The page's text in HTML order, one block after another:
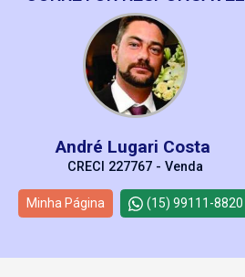
André Lugari Costa
CRECI 227767 - Venda
Minha Página (15) 99111-8820